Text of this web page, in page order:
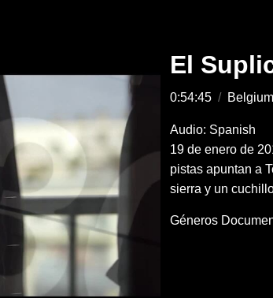
El
0:54:45 / Belgium
Audio: Spanish
19 de enero de
pistas apuntan a
sierra y un
Géneros